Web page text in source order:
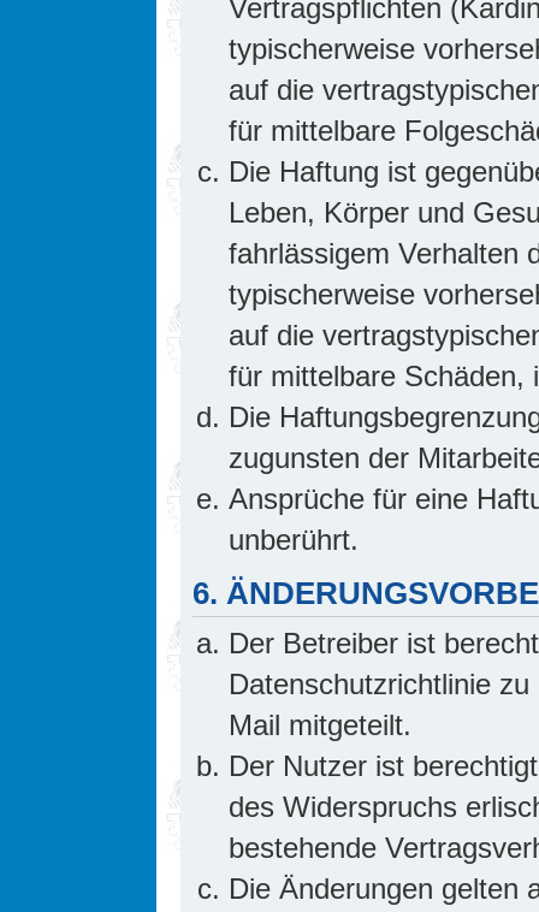
Vertragspflichten
typischerweise
auf die
für mittelbare
Die Haftung ist
Leben, Körper und
fahrlässigem Verhalten
typischerweise
auf die
für mittelbare Schäden,
Die
zugunsten der
Ansprüche für eine
unberührt.
6.
Der Betreiber ist
Datenschutzrichtlinie
Mail mitgeteilt.
Der Nutzer ist
des Widerspruchs
bestehende
Die Änderungen gelten